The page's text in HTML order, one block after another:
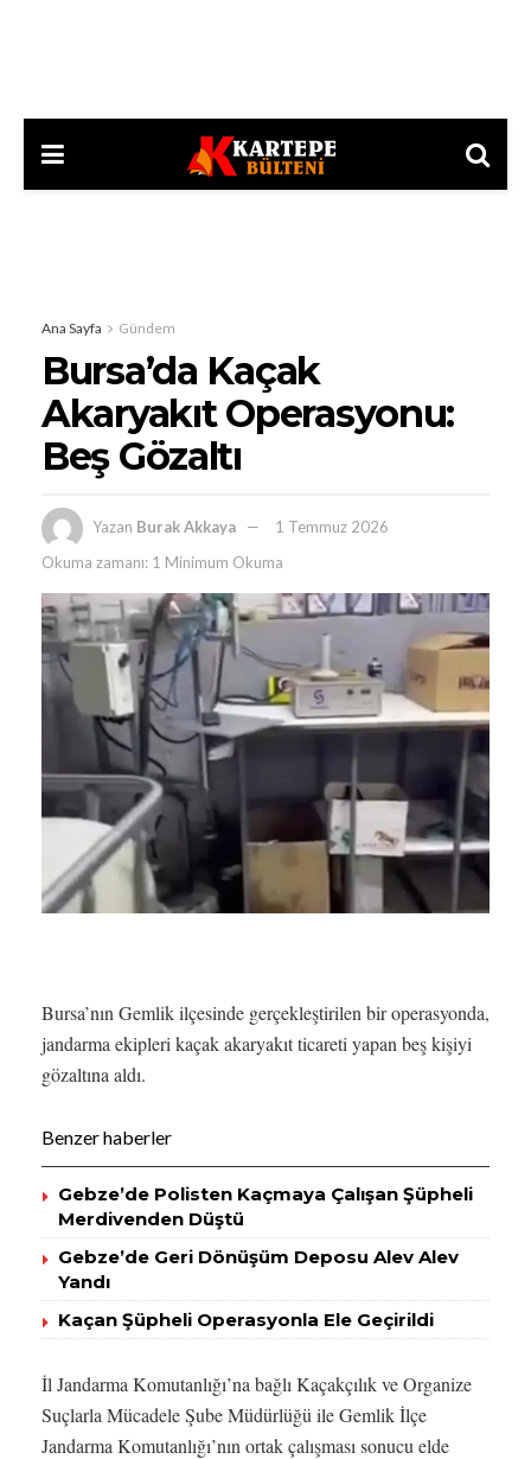
Ana Sayfa Gündem
Bursa’da Kaçak
Akaryakıt Operasyonu:
Beş Gözaltı
Yazan Burak Akkaya
1 Temmuz 2026
Okuma zamanı: 1 Minimum Okuma
Bursa’nın Gemlik ilçesinde gerçekleştirilen bir operasyonda,
jandarma ekipleri kaçak akaryakıt ticareti yapan beş kişiyi
gözaltına aldı.
Benzer haberler
Gebze’de Polisten Kaçmaya Çalışan Şüpheli
Merdivenden Düştü
Gebze’de Geri Dönüşüm Deposu Alev Alev
Yandı
Kaçan Şüpheli Operasyonla Ele Geçirildi
İl Jandarma Komutanlığı’na bağlı Kaçakçılık ve Organize
Suçlarla Mücadele Şube Müdürlüğü ile Gemlik İlçe
Jandarma Komutanlığı’nın ortak çalışması sonucu elde